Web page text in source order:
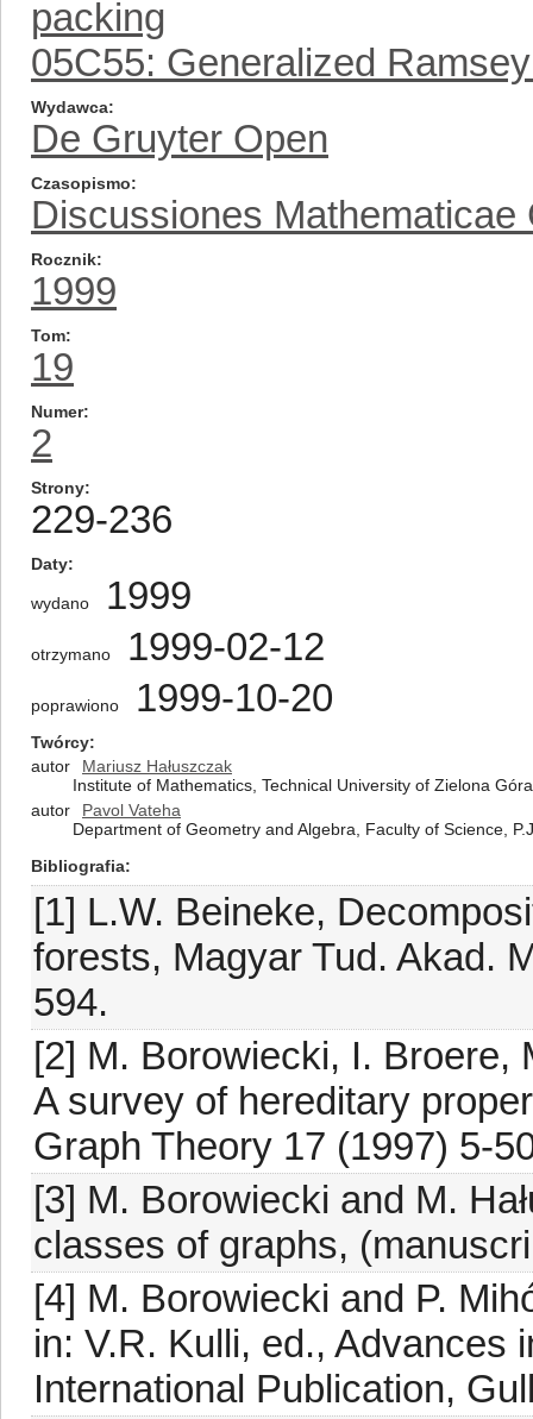
packing
05C55: Generalized
Wydawca
De Gruyter Open
Czasopismo
Discussiones Mathematicae
Rocznik
1999
Tom
19
Numer
2
Strony
229-236
Daty
wydano 1999
otrzymano 1999-02-12
poprawiono 1999-10-20
Twórcy
autor
Mariusz Hałuszczak
Institute of Mathematics, Technical University of Zielona
autor
Pavol Vateha
Department of Geometry and Algebra, Faculty of Science,
Bibliografia
[1] L.W. Beineke,
forests, Magyar Tud. Akad.
594.
[2] M. Borowiecki, I. Broere,
A survey of hereditary
Graph Theory 17 (1997) 5-
[3] M. Borowiecki and M.
classes of graphs,
[4] M. Borowiecki and P.
in: V.R. Kulli, ed., Advances
International Publication,